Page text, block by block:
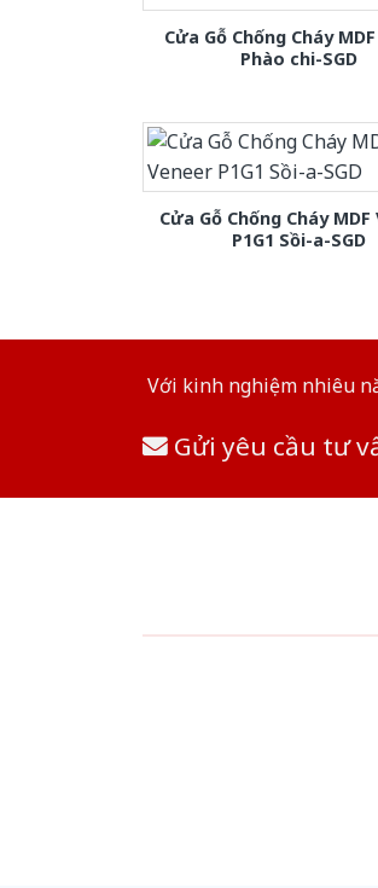
Cửa Gỗ Chống Cháy
Phào chi-SGD
Cửa Gỗ Chống Cháy
P1G1 Sồi-a-SGD
Với kinh nghiệm nhiêu
Gửi yêu cầu tư